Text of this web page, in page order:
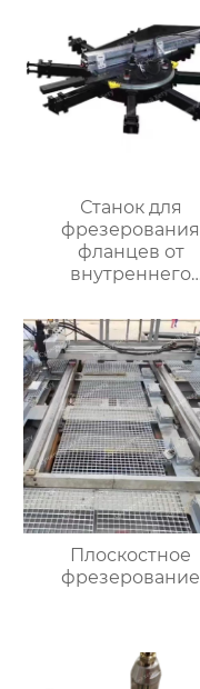
Станок для
фрезерования
фланцев от
внутреннего
Плоскостное
фрезерование